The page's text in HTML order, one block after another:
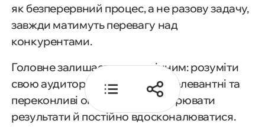
Висновок
як безперервний процес, а не разову задачу,
завжди матимуть перевагу над
конкурентами.
Головне залишається незмінним: розуміти
свою аудиторію, створювати релевантні та
переконливі оголошення, вимірювати
результати й постійно вдосконалюватися.